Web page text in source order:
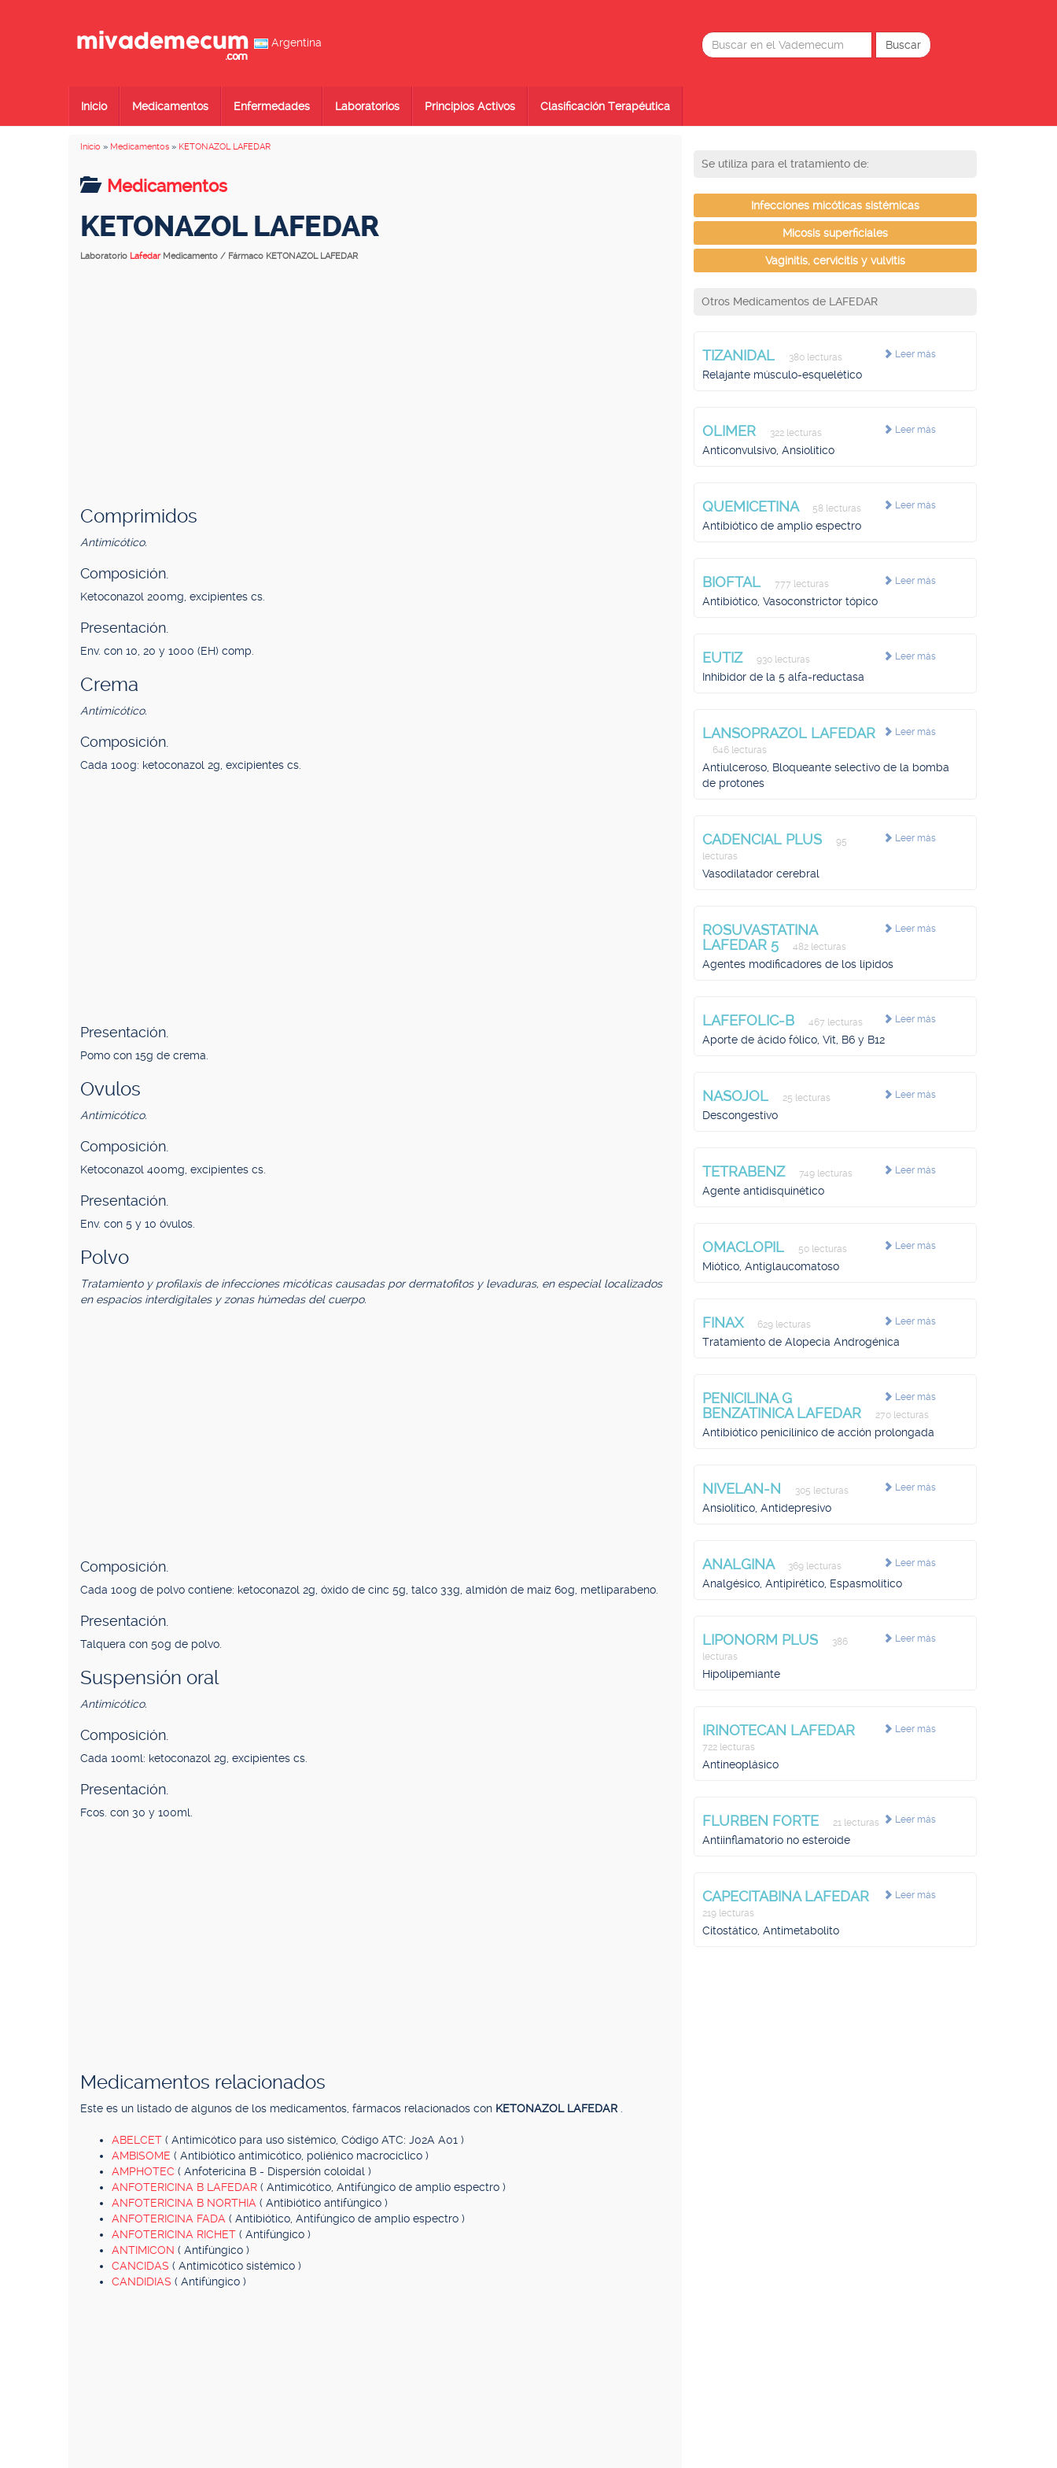
Argentina
Inicio Medicamentos Enfermedades Laboratorios Principios Activos Clasificación Terapéutica
Inicio » Medicamentos » KETONAZOL LAFEDAR
Medicamentos
KETONAZOL LAFEDAR
Laboratorio Lafedar Medicamento / Fármaco KETONAZOL LAFEDAR
Comprimidos
Antimicótico.
Composición.
Ketoconazol 200mg, excipientes cs.
Presentación.
Env. con 10, 20 y 1000 (EH) comp.
Crema
Antimicótico.
Composición.
Cada 100g: ketoconazol 2g, excipientes cs.
Presentación.
Pomo con 15g de crema.
Ovulos
Antimicótico.
Composición.
Ketoconazol 400mg, excipientes cs.
Presentación.
Env. con 5 y 10 óvulos.
Polvo
Tratamiento y profilaxis de infecciones micóticas causadas por dermatofitos y levaduras, en especial localizados
en espacios interdigitales y zonas húmedas del cuerpo.
Composición.
Cada 100g de polvo contiene: ketoconazol 2g, óxido de cinc 5g, talco 33g, almidón de maíz 60g, metliparabeno.
Presentación.
Talquera con 50g de polvo.
Suspensión oral
Antimicótico.
Composición.
Cada 100ml: ketoconazol 2g, excipientes cs.
Presentación.
Fcos. con 30 y 100ml.
Medicamentos relacionados
Este es un listado de algunos de los medicamentos, fármacos relacionados con KETONAZOL LAFEDAR
ABELCET ( Antimicótico para uso sistémico, Código ATC: J02A A01 )
AMBISOME ( Antibiótico antimicótico, poliénico macrocíclico )
AMPHOTEC ( Anfotericina B - Dispersión coloidal )
ANFOTERICINA B LAFEDAR ( Antimicótico, Antifúngico de amplio espectro )
ANFOTERICINA B NORTHIA ( Antibiótico antifúngico )
ANFOTERICINA FADA ( Antibiótico, Antifúngico de amplio espectro )
ANFOTERICINA RICHET ( Antifúngico )
ANTIMICON ( Antifúngico )
CANCIDAS ( Antimicótico sistémico )
CANDIDIAS ( Antifúngico )
Se utiliza para el tratamiento de:
Infecciones micóticas sistémicas
Micosis superficiales
Vaginitis, cervicitis y vulvitis
Otros Medicamentos de LAFEDAR
Leer más
TIZANIDAL 380 lecturas
Relajante músculo-esquelético
Leer más
OLIMER 322 lecturas
Anticonvulsivo, Ansiolítico
Leer más
QUEMICETINA 58 lecturas
Antibiótico de amplio espectro
Leer más
BIOFTAL 777 lecturas
Antibiótico, Vasoconstrictor tópico
Leer más
EUTIZ 930 lecturas
Inhibidor de la 5 alfa-reductasa
Leer más
LANSOPRAZOL LAFEDAR
646 lecturas
Antiulceroso, Bloqueante selectivo de la bomba
de protones
Leer más
CADENCIAL PLUS
95
lecturas
Vasodilatador cerebral
Leer más
ROSUVASTATINA
LAFEDAR 5
482 lecturas
Agentes modificadores de los lípidos
Leer más
LAFEFOLIC-B 467 lecturas
Aporte de ácido fólico, Vit, B6 y B12
Leer más
NASOJOL 25 lecturas
Descongestivo
Leer más
TETRABENZ 749 lecturas
Agente antidisquinético
Leer más
OMACLOPIL 50 lecturas
Miótico, Antiglaucomatoso
Leer más
FINAX 629 lecturas
Tratamiento de Alopecia Androgénica
Leer más
PENICILINA G
BENZATINICA LAFEDAR
270 lecturas
Antibiótico penicilínico de acción prolongada
Leer más
NIVELAN-N 305 lecturas
Ansiolítico, Antidepresivo
Leer más
ANALGINA 369 lecturas
Analgésico, Antipirético, Espasmolítico
Leer más
LIPONORM PLUS
386
lecturas
Hipolipemiante
Leer más
IRINOTECAN LAFEDAR
722 lecturas
Antineoplásico
Leer más
FLURBEN FORTE 21 lecturas
Antiinflamatorio no esteroide
Leer más
CAPECITABINA LAFEDAR
219 lecturas
Citostático, Antimetabolito